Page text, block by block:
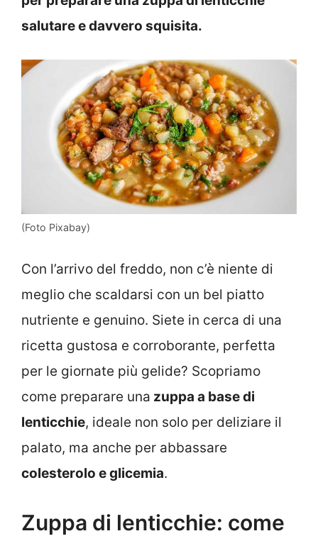
salutare e davvero squisita.
(Foto Pixabay)
Con l’arrivo del freddo, non c’è niente di
meglio che scaldarsi con un bel piatto
nutriente e genuino. Siete in cerca di una
ricetta gustosa e corroborante, perfetta
per le giornate più gelide? Scopriamo
come preparare una zuppa a base di
lenticchie, ideale non solo per deliziare il
palato, ma anche per abbassare
colesterolo e glicemia.
Zuppa di lenticchie: come